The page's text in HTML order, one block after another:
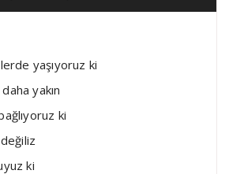
yaşıyoruz ki
yakın
ki
ki